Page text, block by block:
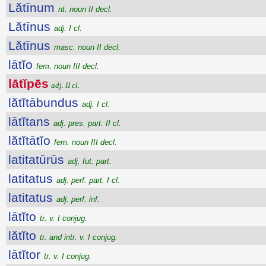
Lătīnum nt. noun II decl.
Lătīnus adj. I cl.
Lătīnus masc. noun II decl.
lātĭo fem. noun III decl.
lātĭpēs adj. II cl.
lătĭtābundus adj. I cl.
lātĭtans adj. pres. part. II cl.
lătĭtātĭo fem. noun III decl.
latitatūrūs adj. fut. part.
latitatus adj. perf. part. I cl.
latitatus adj. perf. inf.
lātĭto tr. v. I conjug.
lătĭto tr. and intr. v. I conjug.
lātĭtor tr. v. I conjug.